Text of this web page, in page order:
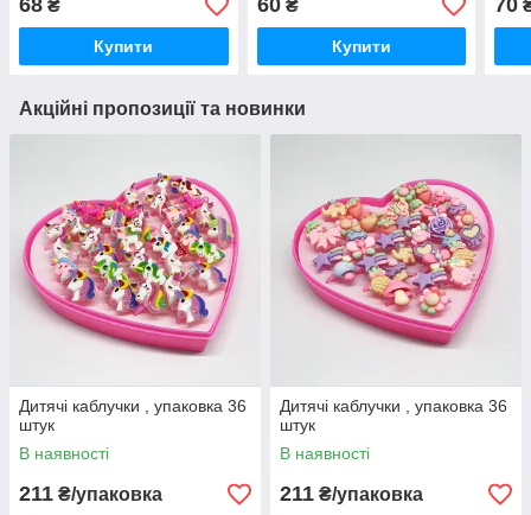
68 ₴
Купити
60₴
Купити
70
Акційні пропозиції та новинки
Дитячі каблучки , упаковка 36
штук
В наявності
211 ₴/упаковка
Дитячі каблучки , упаковка 36
штук
В наявності
211 ₴/упаковка